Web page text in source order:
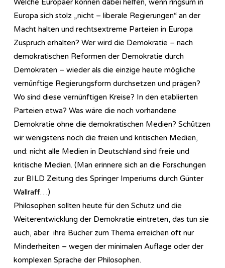
Welche Europäer können dabei helfen, wenn ringsum in
Europa sich stolz „nicht – liberale Regierungen“ an der
Macht halten und rechtsextreme Parteien in Europa
Zuspruch erhalten? Wer wird die Demokratie – nach
demokratischen Reformen der Demokratie durch
Demokraten – wieder als die einzige heute mögliche
vernünftige Regierungsform durchsetzen und prägen?
Wo sind diese vernünftigen Kreise? In den etablierten
Parteien etwa? Was wäre die noch vorhandene
Demokratie ohne die demokratischen Medien? Schützen
wir wenigstens noch die freien und kritischen Medien,
und: nicht alle Medien in Deutschland sind freie und
kritische Medien. (Man erinnere sich an die Forschungen
zur BILD Zeitung des Springer Imperiums durch Günter
Wallraff…)
Philosophen sollten heute für den Schutz und die
Weiterentwicklung der Demokratie eintreten, das tun sie
auch, aber ihre Bücher zum Thema erreichen oft nur
Minderheiten – wegen der minimalen Auflage oder der
komplexen Sprache der Philosophen.